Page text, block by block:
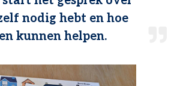
nodig hebt en hoe
kunnen helpen.